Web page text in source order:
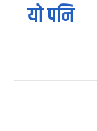
यो पनि